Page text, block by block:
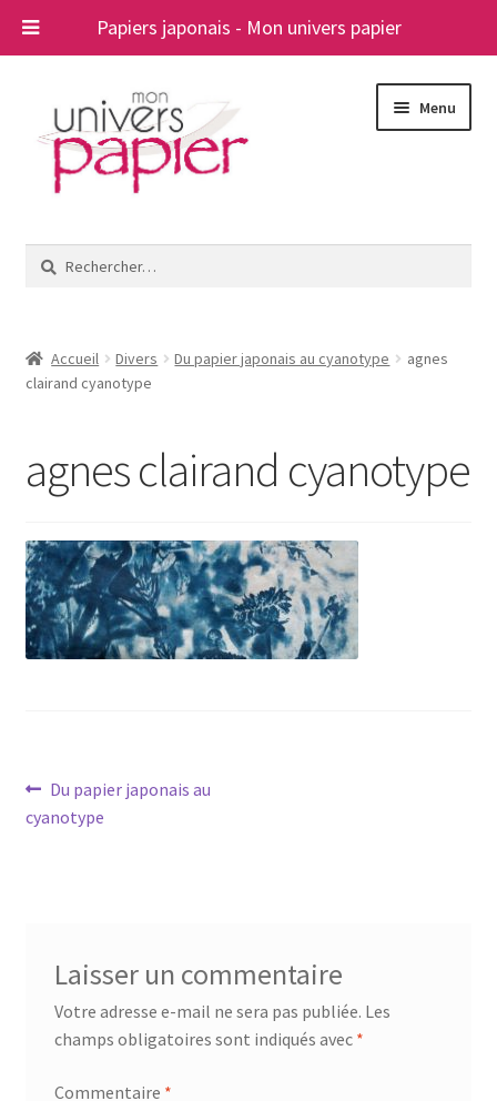
Papiers japonais - Mon univers papier
navigation
contenu
Menu
le
A propos
Rechercher :
Accueil Divers Du papier japonais au cyanotype
agnes
clairand cyanotype
agnes clairand cyanotype
Navigation
de
Article
précédent :
Du papier japonais au
cyanotype
Laisser un commentaire
Votre adresse e-mail ne sera pas publiée. Les
champs obligatoires sont indiqués avec *
Commentaire *